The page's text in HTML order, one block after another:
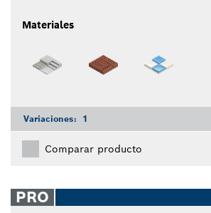
Materiales
Variaciones: 1
Comparar producto
PRO